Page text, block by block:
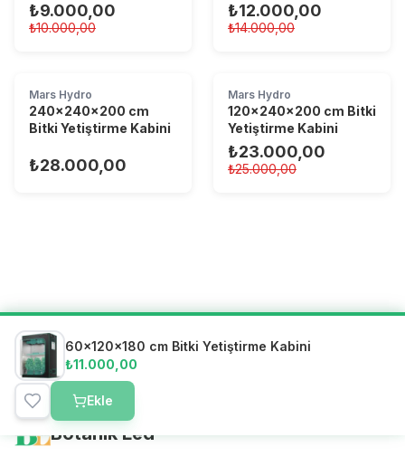
₺9.000,00
₺10.000,00
₺12.000,00
₺14.000,00
Mars Hydro
240x240x200 cm
Bitki Yetiştirme Kabini
₺28.000,00
Mars Hydro
120x240x200 cm Bitki
Yetiştirme Kabini
₺23.000,00
₺25.000,00
60x120x180 cm Bitki Yetiştirme Kabini
₺11.000,00
Ekle
Botanik Led